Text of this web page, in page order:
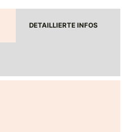
DETAILLIERTE INFOS